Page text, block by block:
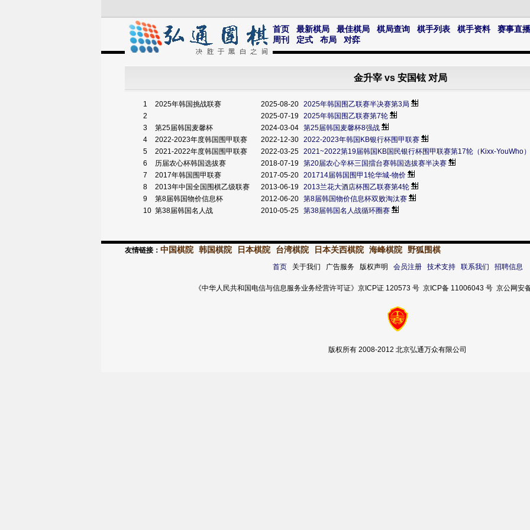
首页 最新棋局 最佳棋局 棋局查询 棋手列表 棋手资料 赛事直播
周刊
定式 布局 对弈
金升宰 vs 安国铉 对局
1 2025年韩国挑战联赛 2025-08-20 2025年韩国围乙联赛半决赛第3局
2
2025-07-19 2025年韩国围乙联赛第7轮
3
第25届韩国麦馨杯 2024-03-04 第25届韩国麦馨杯8强战
4
2022-2023年度韩国围甲联赛 2022-12-30 2022-2023年韩国KB银行杯围甲联赛
5
2021-2022年度韩国围甲联赛 2022-03-25 2021~2022第19届韩国KB国民银行杯围甲联赛第17轮（Kixx-YouWho）
6
历届农心杯韩国选拔赛 2018-07-19 第20届农心辛杯三国擂台赛韩国选拔赛半决赛
7
2017年韩国围甲联赛 2017-05-20 201714届韩国围甲1轮华城-物价
8
2013年中国全国围棋乙级联赛 2013-06-19 2013兰花大酒店杯围乙联赛第4轮
9
第8届韩国物价信息杯 2012-06-20 第8届韩国物价信息杯双败淘汰赛
10 第38届韩国名人战 2010-05-25 第38届韩国名人战循环圈赛
友情链接： 中国棋院 韩国棋院 日本棋院 台湾棋院 日本关西棋院 海峰棋院 野狐围棋
首页关于我们 广告服务 版权声明 会员注册 技术支持 联系我们 招聘信息
《中华人民共和国电信与信息服务业务经营许可证》京ICP证 120573 号 京ICP备 11006043 号 京公网安
版权所有 2008-2012 北京弘通万众有限公司